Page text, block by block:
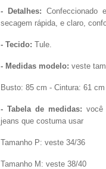
- Detalhes: Confeccionado
secagem rápida, e claro,
- Tecido:Tule.
- Medidas modelo:veste
Busto: 85 cm - Cintura: 61
- Tabela de medidas: você
jeans que costuma usar
Tamanho P: veste 34/36
Tamanho M: veste 38/40